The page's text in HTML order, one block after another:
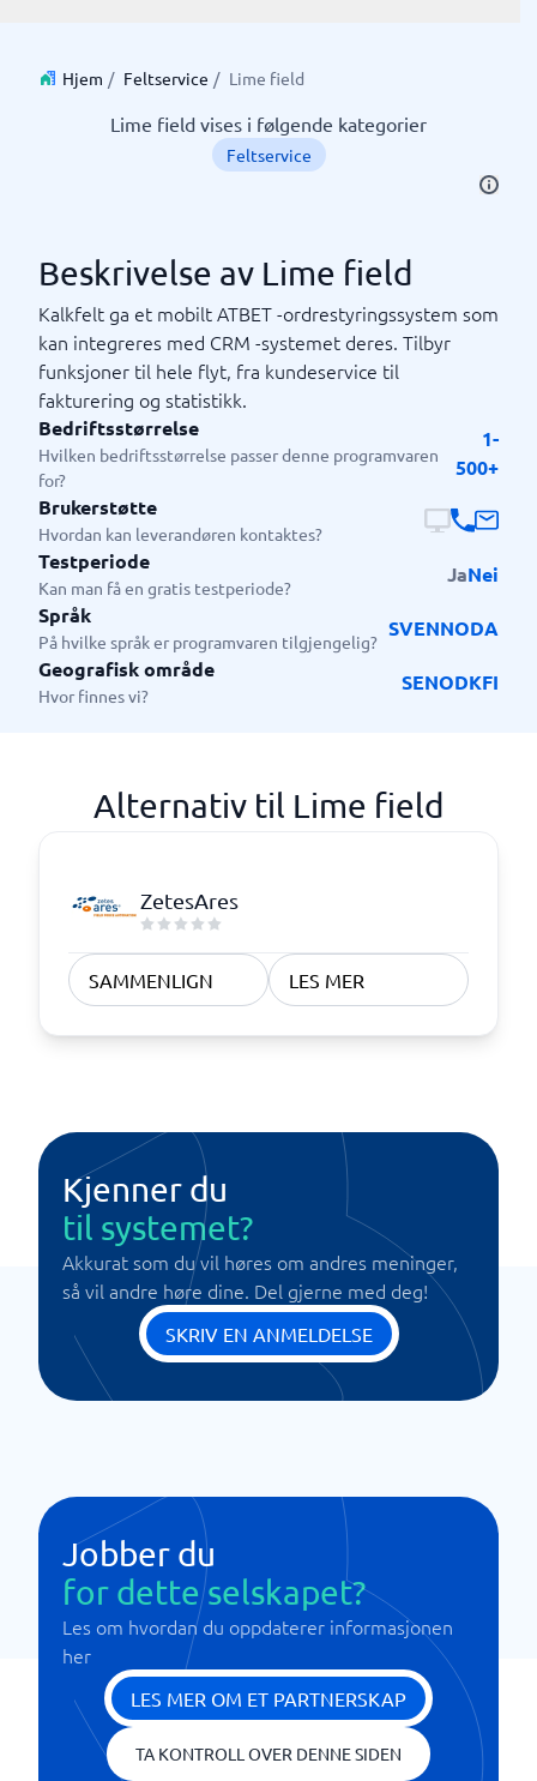
Hjem / Feltservice / Lime field
Lime field vises i følgende kategorier
Feltservice
Beskrivelse av Lime field
Kalkfelt ga et mobilt ATBET -ordrestyringssystem som
kan integreres med CRM -systemet deres. Tilbyr
funksjoner til hele flyt, fra kundeservice til
fakturering og statistikk.
Bedriftsstørrelse
Hvilken bedriftsstørrelse passer denne programvaren
for?
1-
500+
Brukerstøtte
Hvordan kan leverandøren kontaktes?
Testperiode
Kan man få en gratis testperiode?
JaNei
Språk
På hvilke språk er programvaren tilgjengelig?
SVENNODA
Geografisk område
Hvor finnes vi?
SENODKFI
Alternativ til Lime field
ZetesAres
SAMMENLIGN LES MER
Kjenner du
til systemet?
Akkurat som du vil høres om andres meninger,
så vil andre høre dine. Del gjerne med deg!
SKRIV EN ANMELDELSE
Jobber du
for dette selskapet?
Les om hvordan du oppdaterer informasjonen
her
LES MER OM ET PARTNERSKAP
TA KONTROLL OVER DENNE SIDEN